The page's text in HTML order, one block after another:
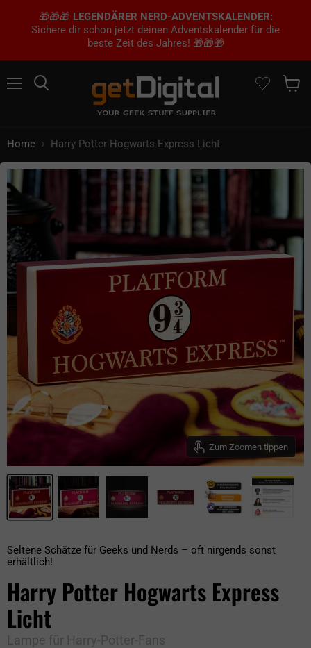
🎁🎁🎁 LEGENDÄRER NERD-ADVENTSKALENDER:
Sichere dir schon jetzt deinen Adventskalender für die
beste Zeit des Jahres! 🎁🎁🎁
Home Harry Potter Hogwarts Express Licht
Zum Zoomen tippen
Seltene Schätze für Geeks und Nerds – oft nirgends sonst
erhältlich!
Harry Potter Hogwarts Express
Licht
Lampe für Harry-Potter-Fans